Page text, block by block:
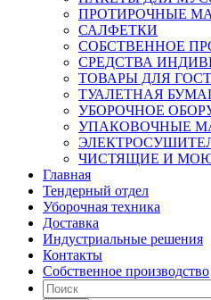
ПРОТИРОЧНЫЕ
САЛФЕТКИ
СОБСТВЕННОЕ
СРЕДСТВА
ТОВАРЫ ДЛЯ
ТУАЛЕТНАЯ
УБОРОЧНОЕ
УПАКОВОЧНЫЕ
ЧИСТЯЩИЕ И
Главная
Тендерный отдел
Уборочная техника
Доставка
Индустриальные решения
Контакты
Собственное производство